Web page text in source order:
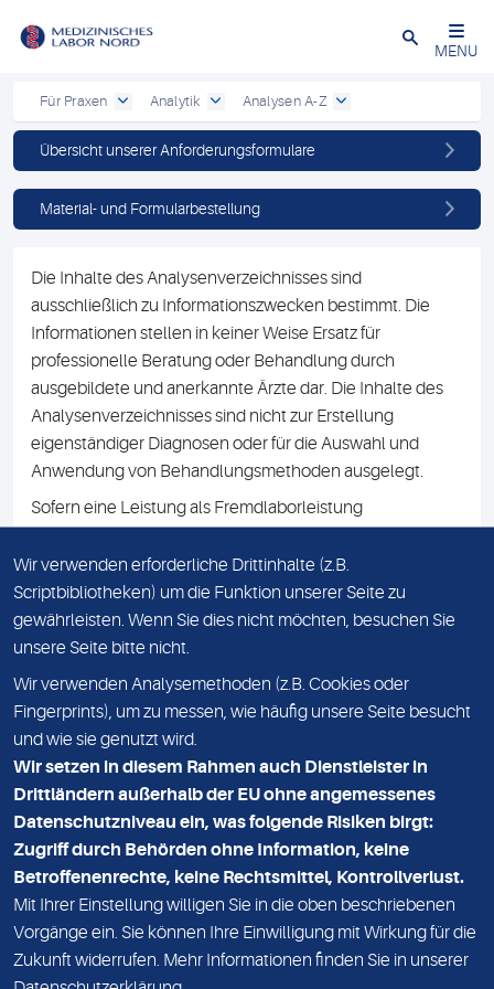
Schließen
MENU
Für Praxen Analytik Analysen A-Z
Übersicht unserer Anforderungsformulare
Material- und Formularbestellung
Die Inhalte des Analysenverzeichnisses sind
ausschließlich zu Informationszwecken bestimmt. Die
Informationen stellen in keiner Weise Ersatz für
professionelle Beratung oder Behandlung durch
ausgebildete und anerkannte Ärzte dar. Die Inhalte des
Analysenverzeichnisses sind nicht zur Erstellung
eigenständiger Diagnosen oder für die Auswahl und
Anwendung von Behandlungsmethoden ausgelegt.
Sofern eine Leistung als Fremdlaborleistung
Namen des Fremdlabors mit. Mit der Beauftragung der
Fremdlaborleistung erklären Sie sich mit dieser
Vereinbarung einverstanden.
DATENSCHUTZ
KONTAKT
NEWSLETTER
ADRESSE
MVZ Medizinisches Labor Nord MLN GmbH
Essener Straße 108
22419 Hamburg
Wir verwenden erforderliche Drittinhalte (z.B.
Scriptbibliotheken) um die Funktion unserer Seite zu
gewährleisten. Wenn Sie dies nicht möchten, besuchen Sie
unsere Seite bitte nicht.
Wir verwenden Analysemethoden (z.B. Cookies oder
Fingerprints), um zu messen, wie häufig unsere Seite besucht
und wie sie genutzt wird.
Wir setzen in diesem Rahmen auch Dienstleister in
Drittländern außerhalb der EU ohne angemessenes
Datenschutzniveau ein, was folgende Risiken birgt:
Zugriff durch Behörden ohne Information, keine
Betroffenenrechte, keine Rechtsmittel, Kontrollverlust.
Mit Ihrer Einstellung willigen Sie in die oben beschriebenen
Vorgänge ein. Sie können Ihre Einwilligung mit Wirkung für die
Zukunft widerrufen. Mehr Informationen finden Sie in unserer